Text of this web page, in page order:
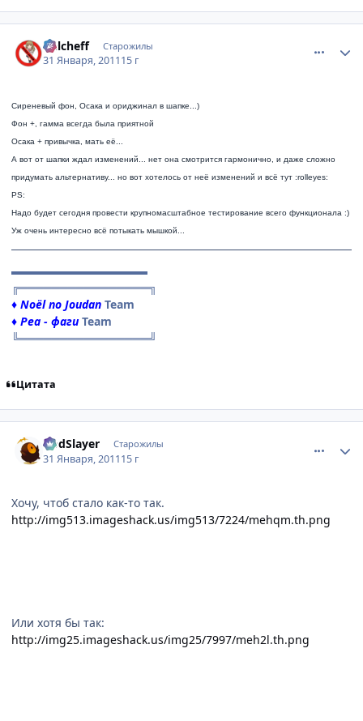
Delcheff Старожилы
31 Января, 201115 г
Сиреневый фон, Осака и ориджинал в шапке...)
Фон +, гамма всегда была приятной
Осака + привычка, мать её...
А вот от шапки ждал изменений... нет она смотрится гармонично, и даже сложно
придумать альтернативу... но вот хотелось от неё изменений и всё тут :rolleyes:
PS:
Надо будет сегодня провести крупномасштабное тестирование всего функционала :)
Уж очень интересно всё потыкать мышкой...
▬▬▬▬▬▬▬▬▬▬▬▬
╔════════════════╗
♦ Noёl no Joudan Team
♦ Реа - фагиTeam
╚════════════════╝
Цитата
GodSlayer Старожилы
31 Января, 201115 г
Хочу, чтоб стало как-то так.
http://img513.imageshack.us/img513/7224/mehqm.th.png
Или хотя бы так:
http://img25.imageshack.us/img25/7997/meh2l.th.png